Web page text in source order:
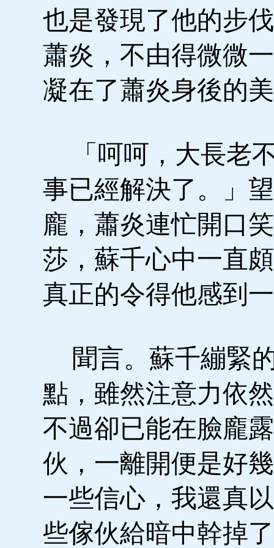
也是發現了他的步
蕭炎，不由得微微
凝在了蕭炎身後的
「呵呵，大長老
事已經解決了。」
龐，蕭炎連忙開口
莎，蘇千心中一直
真正的令得他感到
聞言。蘇千繃緊
點，雖然注意力依
不過卻已能在臉龐
伙，一離開便是好
一些信心，我還真
些傢伙給暗中幹掉